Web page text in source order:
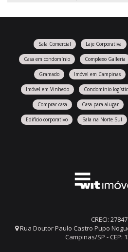
Sala Comercial Laje Corporativa
Casa em condomínio Complexo Galleria
Gramado Imóvel em Campinas
Imóvel em Vinhedo Condomínio
Comprar casa Casa para alugar
Edifício corporativo Sala na Norte Sul
CRECI: 27847
Rua Doutor Paulo Castro Pupo
Campinas/SP - CEP: